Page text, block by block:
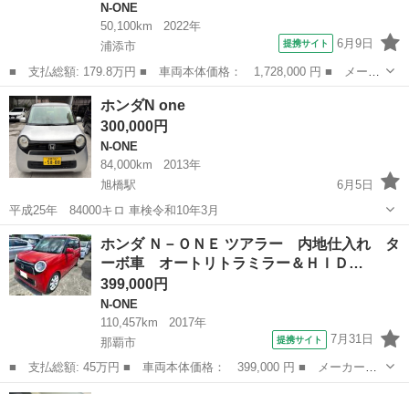
N-ONE
50,100km
2022年
浦添市
提携サイト 6月9日
■ 支払総額: 179.8万円 ■ 車両本体価格： 1,728,000 円 ■ メーカ
ー名： ホンダ ■ 車種名： Ｎ－ＯＮＥ ■ グレード名： ＲＳ
内地仕入・ターボ車・ホンダセンシング・純正ナビ・フルセグＴＶ・
ＲＳ専用...
沖縄 浦添市 N-ONE
ホンダN one
300,000円
N-ONE
84,000km
2013年
旭橋駅
6月5日
平成25年 84000キロ 車検令和10年3月
沖縄 那覇市 旭橋駅
ホンダ Ｎ－ＯＮＥ ツアラー 内地仕入れ タ
ーボ車 オートリトラミラー＆ＨＩＤ…
399,000円
N-ONE
110,457km
2017年
那覇市
提携サイト 7月31日
■ 支払総額: 45万円 ■ 車両本体価格： 399,000 円 ■ メーカー
名： ホンダ ■ 車種名： Ｎ－ＯＮＥ ■ グレード名： ツアラ